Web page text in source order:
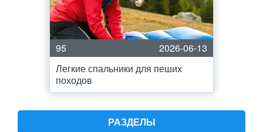
95
2026-06-13
Легкие спальники для пеших
походов
РАЗДЕЛЫ